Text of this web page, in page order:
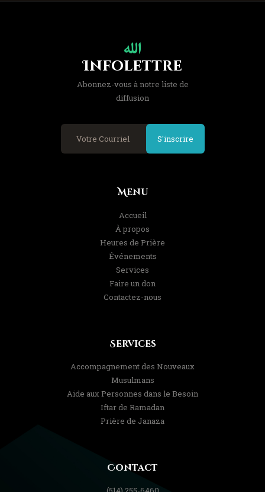
Infolettre
Abonnez-vous à notre liste de
diffusion
S'inscrire
Menu
Accueil
À propos
Heures de Prière
Événements
Services
Faire un don
Contactez-nous
Services
Accompagnement des Nouveaux
Musulmans
Aide aux Personnes dans le Besoin
Iftar de Ramadan
Prière de Janaza
Contact